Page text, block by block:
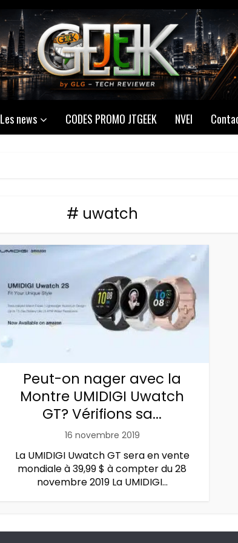
Les news CODES PROMO JTGEEK NVEI
# uwatch
Peut-on nager avec la
Montre UMIDIGI Uwatch
GT? Vérifions sa...
16 novembre 2019
La UMIDIGI Uwatch GT sera en vente
mondiale à 39,99 $ à compter du 28
novembre 2019 La UMIDIGI...